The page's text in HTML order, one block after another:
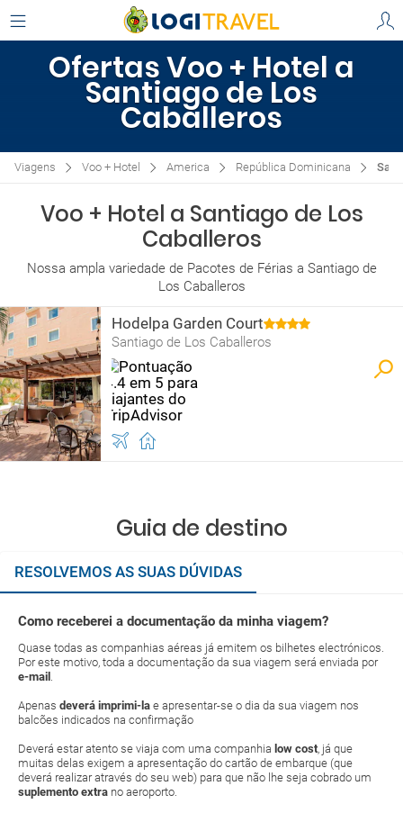
Ofertas Voo + Hotel a
Santiago de Los
Caballeros
Viagens Voo + Hotel America República Dominicana
Voo + Hotel a Santiago de Los
Caballeros
Nossa ampla variedade de Pacotes de Férias a Santiago de
Los Caballeros
Hodelpa Garden Court
Santiago de Los Caballeros
Guia de destino
RESOLVEMOS AS SUAS DÚVIDAS
Como receberei a documentação da minha viagem?
Quase todas as companhias aéreas já emitem os bilhetes electrónicos.
Por este motivo, toda a documentação da sua viagem será enviada por
e-mail .
Apenas deverá imprimi-la e apresentar-se o dia da sua viagem nos
balcões indicados na confirmação
Deverá estar atento se viaja com uma companhia low cost, já que
muitas delas exigem a apresentação do cartão de embarque (que
deverá realizar através do seu web) para que não lhe seja cobrado um
suplemento extra no aeroporto.